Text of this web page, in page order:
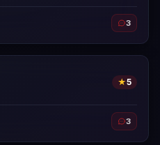
3
★5
3